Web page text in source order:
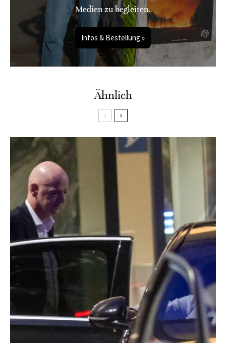
Medien zu begleiten.
Infos & Bestellung »
Ähnlich